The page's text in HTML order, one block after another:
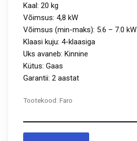
Kaal: 20 kg
Võimsus: 4,8 kW
Võimsus (min-maks): 5.6 – 7.0 kW
Klaasi kuju: 4-klaasiga
Uks avaneb: Kinnine
Kütus: Gaas
Garantii: 2 aastat
Tootekood: Faro